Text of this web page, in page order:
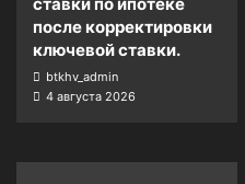
после корректировки
ключевой ставки.
btkhv_admin
4 августа 2026